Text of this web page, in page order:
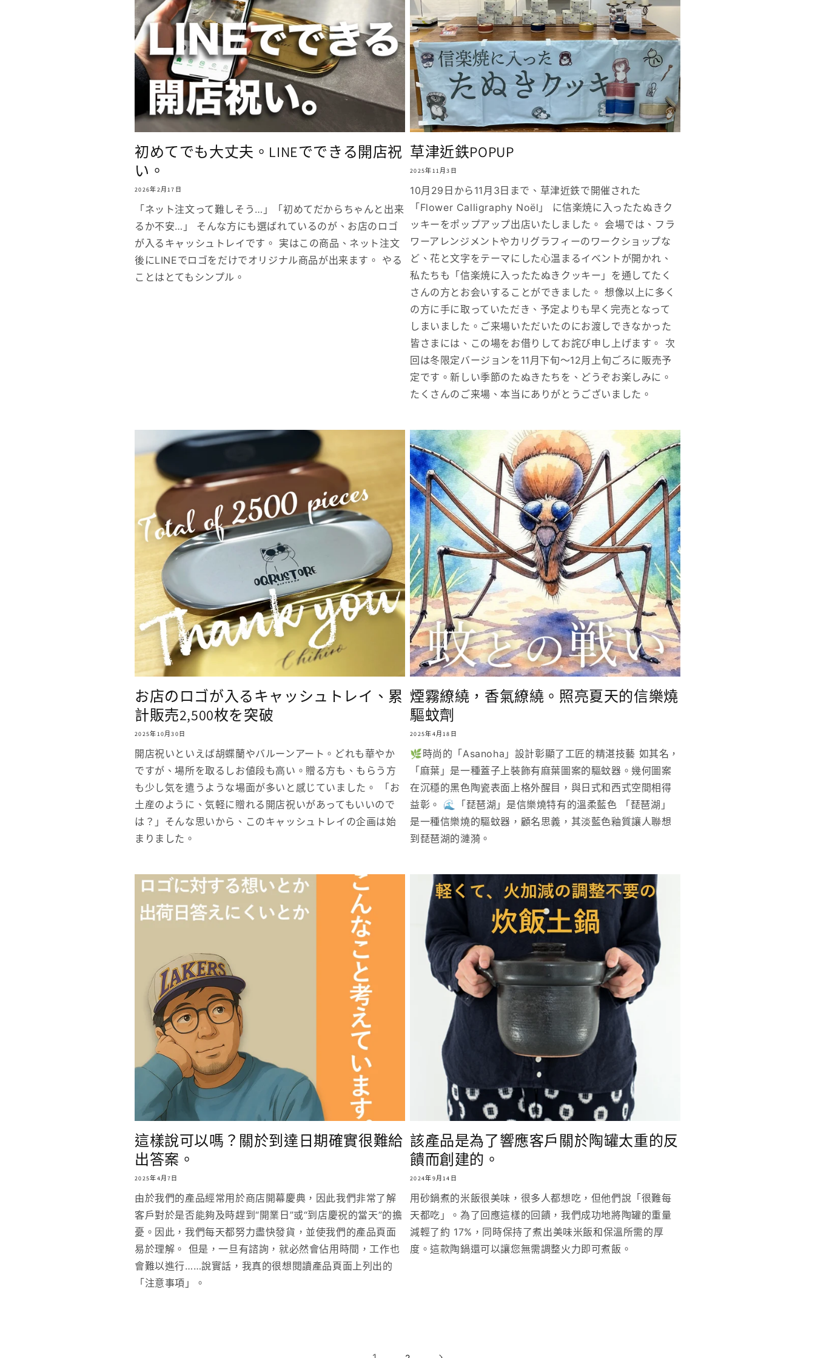
初めてでも大丈夫。LINEでできる開店祝
い。
2026年2月17日
「ネット注文って難しそう…」「初めてだからちゃんと出来
るか不安…」 そんな方にも選ばれているのが、お店のロゴ
が入るキャッシュトレイです。 実はこの商品、ネット注文
後にLINEでロゴをだけでオリジナル商品が出来ます。 やる
ことはとてもシンプル。
草津近鉄POPUP
2025年11月3日
10月29日から11月3日まで、草津近鉄で開催された
「Flower Calligraphy Noël」 に信楽焼に入ったたぬきク
ッキーをポップアップ出店いたしました。 会場では、フラ
ワーアレンジメントやカリグラフィーのワークショップな
ど、花と文字をテーマにした心温まるイベントが開かれ、
私たちも「信楽焼に入ったたぬきクッキー」を通してたく
さんの方とお会いすることができました。 想像以上に多く
の方に手に取っていただき、予定よりも早く完売となって
しまいました。ご来場いただいたのにお渡しできなかった
皆さまには、この場をお借りしてお詫び申し上げます。 次
回は冬限定バージョンを11月下旬〜12月上旬ごろに販売予
定です。新しい季節のたぬきたちを、どうぞお楽しみに。
たくさんのご来場、本当にありがとうございました。
お店のロゴが入るキャッシュトレイ、累
計販売2,500枚を突破
2025年10月30日
開店祝いといえば胡蝶蘭やバルーンアート。どれも華やか
ですが、場所を取るしお値段も高い。贈る方も、もらう方
も少し気を遣うような場面が多いと感じていました。 「お
土産のように、気軽に贈れる開店祝いがあってもいいので
は？」そんな思いから、このキャッシュトレイの企画は始
まりました。
煙霧繚繞，香氣繚繞。照亮夏天的信樂燒
驅蚊劑
2025年4月18日
🌿時尚的「Asanoha」設計彰顯了工匠的精湛技藝 如其名，
「麻葉」是一種蓋子上裝飾有麻葉圖案的驅蚊器。幾何圖案
在沉穩的黑色陶瓷表面上格外醒目，與日式和西式空間相得
益彰。 🌊「琵琶湖」是信樂燒特有的溫柔藍色 「琵琶湖」
是一種信樂燒的驅蚊器，顧名思義，其淡藍色釉質讓人聯想
到琵琶湖的漣漪。
這樣說可以嗎？關於到達日期確實很難給
出答案。
2025年4月7日
由於我們的產品經常用於商店開幕慶典，因此我們非常了解
客戶對於是否能夠及時趕到“開業日”或“到店慶祝的當天”的擔
憂。因此，我們每天都努力盡快發貨，並使我們的產品頁面
易於理解。 但是，一旦有諮詢，就必然會佔用時間，工作也
會難以進行……說實話，我真的很想閱讀產品頁面上列出的
「注意事項」。
該產品是為了響應客戶關於陶罐太重的反
饋而創建的。
2024年9月14日
用砂鍋煮的米飯很美味，很多人都想吃，但他們說「很難每
天都吃」。為了回應這樣的回饋，我們成功地將陶罐的重量
減輕了約 17%，同時保持了煮出美味米飯和保溫所需的厚
度。這款陶鍋還可以讓您無需調整火力即可煮飯。